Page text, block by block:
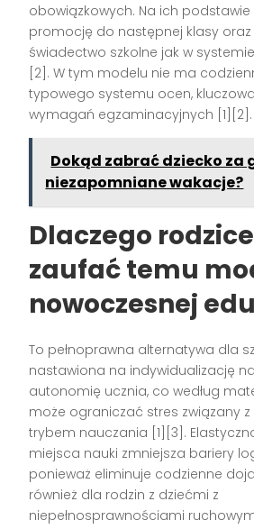
obowiązkowych. Na ich podstawie
promocję do następnej klasy
świadectwo szkolne jak w
[2]. W tym modelu nie ma
typowego systemu ocen,
wymagań egzaminacyjnych [1][2].
Dokąd zabrać dziecko za
niezapomniane wakacje?
Dlaczego
zaufać temu
nowoczesnej
To pełnoprawna alternatywa dla
nastawiona na indywidualizację
autonomię ucznia, co według
może ograniczać stres związany
trybem nauczania [1][3].
miejsca nauki zmniejsza bariery
ponieważ eliminuje codzienne
również dla rodzin z dziećmi z
niepełnosprawnościami